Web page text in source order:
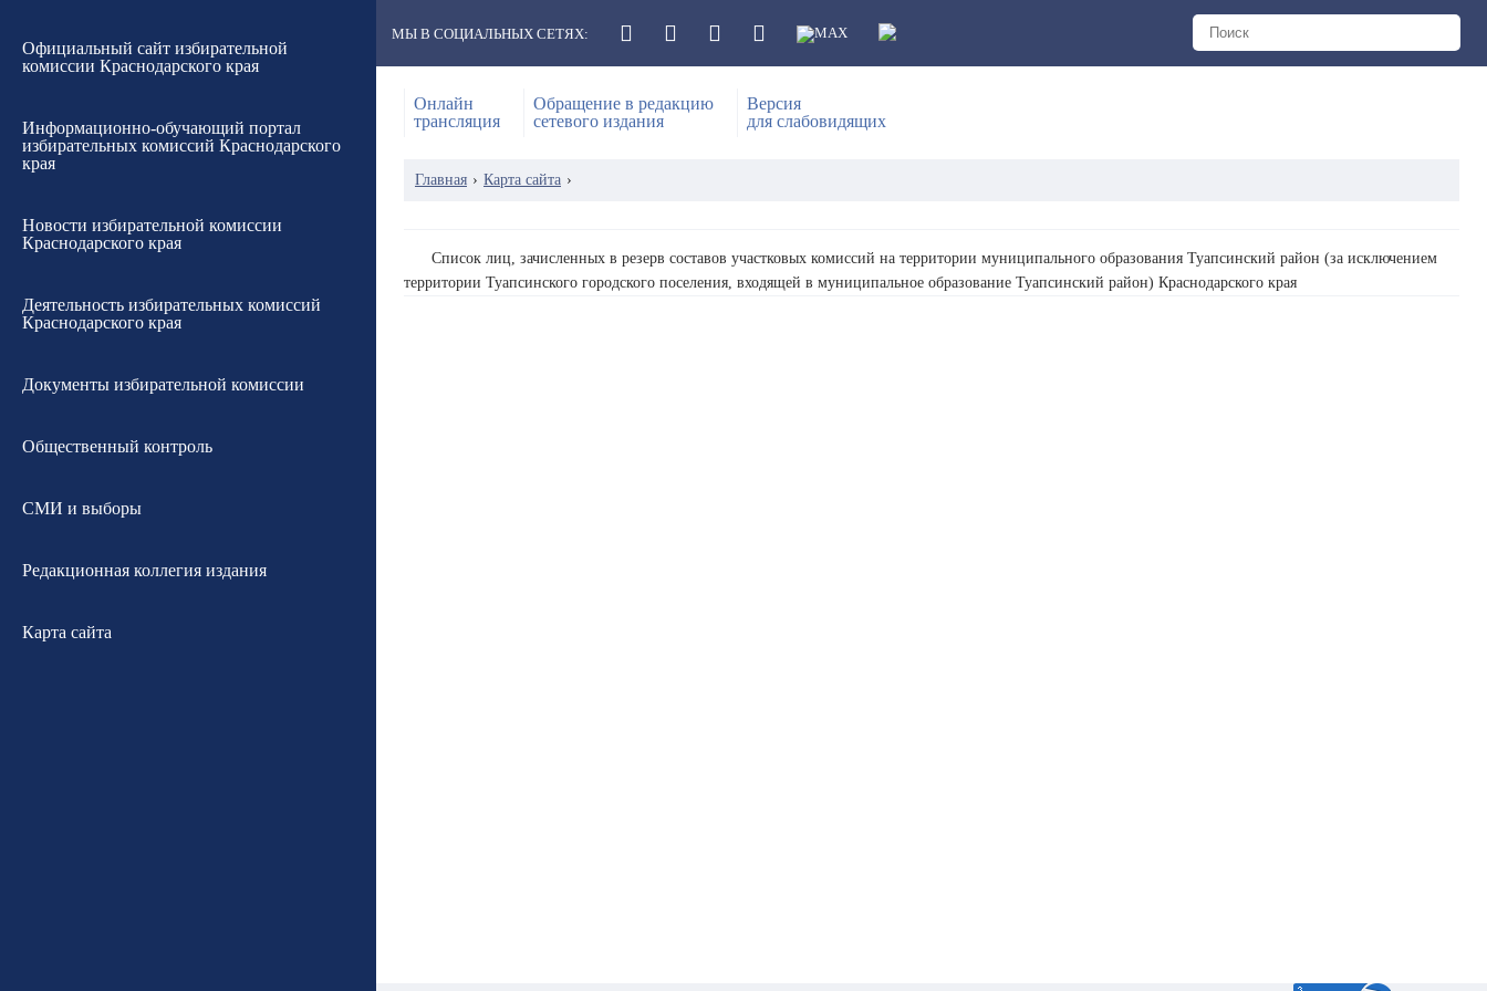
Официальный сайт избирательной
комиссии Краснодарского края
Информационно-обучающий портал
избирательных комиссий Краснодарского
края
Новости избирательной комиссии
Краснодарского края
Деятельность избирательных комиссий
Краснодарского края
Документы избирательной комиссии
Общественный контроль
СМИ и выборы
Редакционная коллегия издания
Карта сайта
МЫ В СОЦИАЛЬНЫХ СЕТЯХ:
Онлайн
трансляция
Обращение в редакцию
сетевого издания
Версия
для слабовидящих
Главная › Карта сайта ›
Список лиц, зачисленных в резерв составов участковых комиссий на территории муниципального образования Туапсинский район (за исключением
территории Туапсинского городского поселения, входящей в муниципальное образование Туапсинский район) Краснодарского края